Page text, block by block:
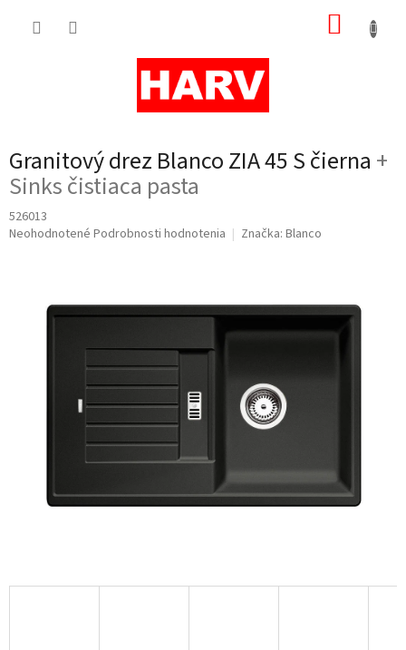
Granitový drez Blanco ZIA 45 S čierna +
Sinks čistiaca pasta
526013
Priemerné
Neohodnotené Podrobnosti hodnotenia Značka: Blanco